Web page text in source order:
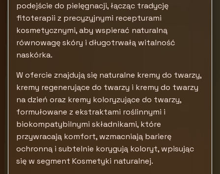
podejście do pielęgnacji, łącząc tradycję
fitoterapii z precyzyjnymi recepturami
kosmetycznymi, aby wspierać naturalną
równowagę skóry i długotrwałą witalność
naskórka.
W ofercie znajdują się naturalne kremy do twarzy,
kremy regenerujące do twarzy i kremy do twarzy
na dzień oraz kremy koloryzujące do twarzy,
formułowane z ekstraktami roślinnymi i
biokompatybilnymi składnikami, które
przywracają komfort, wzmacniają barierę
ochronną i subtelnie korygują koloryt, wpisując
się w segment Kosmetyki naturalnej.